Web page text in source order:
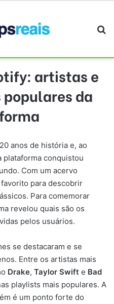
artistas e
da
anos de história e, ao
plataforma conquistou
Com um acervo
para descobrir
Para comemorar
revelou quais são os
pelos usuários.
se destacaram e se
Entre os artistas mais
Drake, Taylor Swift e Bad
playlists mais populares. A
é um ponto forte do